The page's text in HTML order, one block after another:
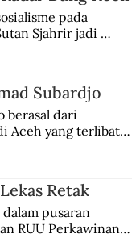
pada
Sjahrir jadi
Subardjo
berasal dari
Aceh yang terlibat
Retak
pusaran
RUU Perkawinan.